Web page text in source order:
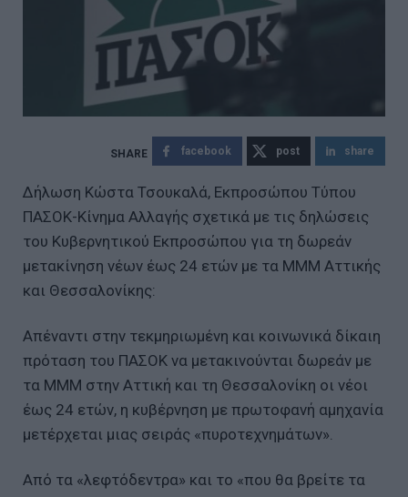
facebook post share
Δήλωση Κώστα Τσουκαλά, Εκπροσώπου Τύπου
ΠΑΣΟΚ-Κίνημα Αλλαγής σχετικά με τις δηλώσεις
του Κυβερνητικού Εκπροσώπου για τη δωρεάν
μετακίνηση νέων έως 24 ετών με τα ΜΜΜ Αττικής
και Θεσσαλονίκης:
Απέναντι στην τεκμηριωμένη και κοινωνικά δίκαιη
πρόταση του ΠΑΣΟΚ να μετακινούνται δωρεάν με
τα ΜΜΜ στην Αττική και τη Θεσσαλονίκη οι νέοι
έως 24 ετών, η κυβέρνηση με πρωτοφανή αμηχανία
μετέρχεται μιας σειράς «πυροτεχνημάτων».
Από τα «λεφτόδεντρα» και το «που θα βρείτε τα